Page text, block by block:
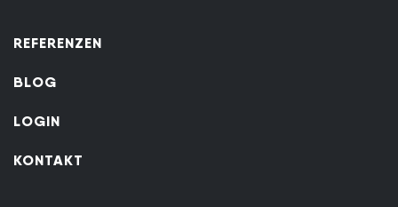
REFERENZEN
BLOG
LOGIN
KONTAKT